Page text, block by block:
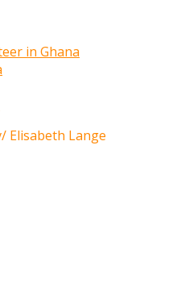
in Ghana
Elisabeth Lange